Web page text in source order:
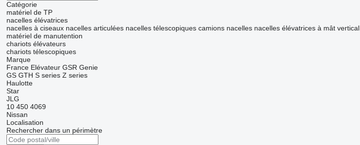
Catégorie
matériel de TP
nacelles élévatrices
nacelles à ciseaux nacelles articulées nacelles télescopiques camions nacelles nacelles élévatrices à mât vertical
matériel de manutention
chariots élévateurs
chariots télescopiques
Marque
France Elévateur GSR Genie
GS GTH S series Z series
Haulotte
Star
JLG
10 450 4069
Nissan
Localisation
Rechercher dans un périmètre